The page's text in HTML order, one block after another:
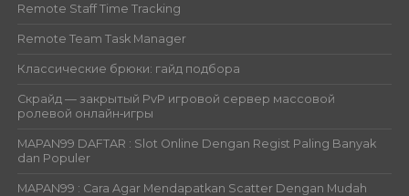
Remote Staff Time Tracking
Remote Team Task Manager
Классические брюки: гайд подбора
Скрайд — закрытый PvP игровой сервер массовой
ролевой онлайн‑игры
MAPAN99 DAFTAR : Slot Online Dengan Regist Paling Banyak
dan Populer
MAPAN99 : Cara Agar Mendapatkan Scatter Dengan Mudah